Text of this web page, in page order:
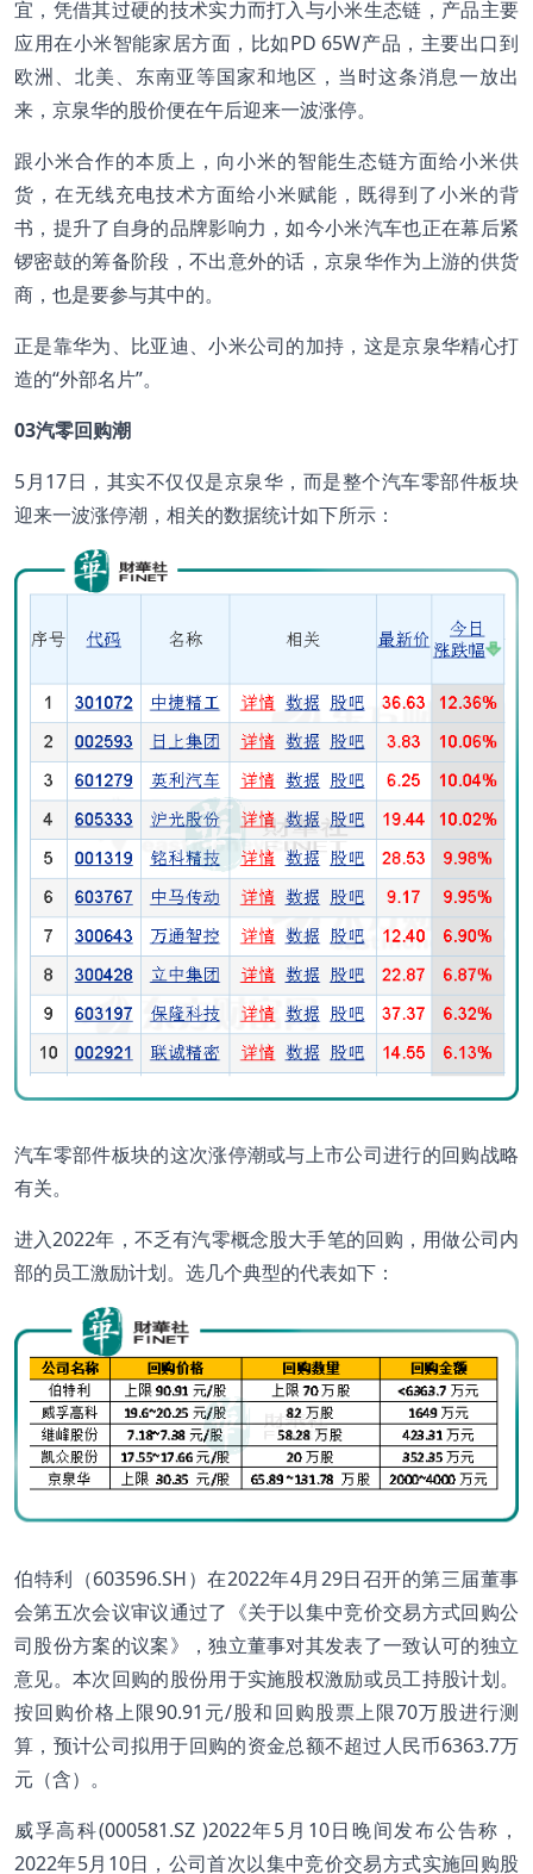
宜，凭借其过硬的技术实力而打入与小米生态链，产品主要
应用在小米智能家居方面，比如PD 65W产品，主要出口到
欧洲、北美、东南亚等国家和地区，当时这条消息一放出
来，京泉华的股价便在午后迎来一波涨停。
跟小米合作的本质上，向小米的智能生态链方面给小米供
货，在无线充电技术方面给小米赋能，既得到了小米的背
书，提升了自身的品牌影响力，如今小米汽车也正在幕后紧
锣密鼓的筹备阶段，不出意外的话，京泉华作为上游的供货
商，也是要参与其中的。
正是靠华为、比亚迪、小米公司的加持，这是京泉华精心打
造的“外部名片”。
03汽零回购潮
5月17日，其实不仅仅是京泉华，而是整个汽车零部件板块
迎来一波涨停潮，相关的数据统计如下所示：
汽车零部件板块的这次涨停潮或与上市公司进行的回购战略
有关。
进入2022年，不乏有汽零概念股大手笔的回购，用做公司内
部的员工激励计划。选几个典型的代表如下：
伯特利（603596.SH）在2022年4月29日召开的第三届董事
会第五次会议审议通过了《关于以集中竞价交易方式回购公
司股份方案的议案》，独立董事对其发表了一致认可的独立
意见。本次回购的股份用于实施股权激励或员工持股计划。
按回购价格上限90.91元/股和回购股票上限70万股进行测
算，预计公司拟用于回购的资金总额不超过人民币6363.7万
元（含）。
威孚高科(000581.SZ )2022年5月10日晚间发布公告称，
2022年5月10日，公司首次以集中竞价交易方式实施回购股